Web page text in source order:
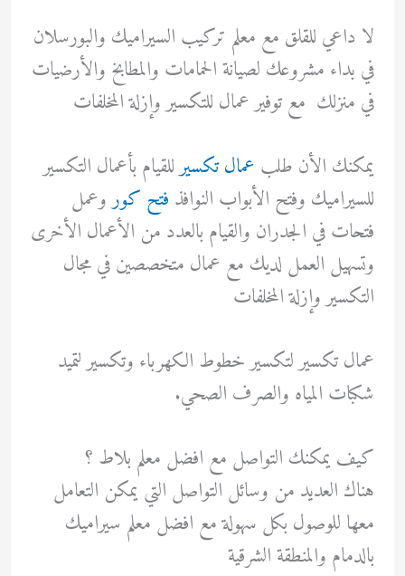
لا داعي للقلق مع معلم تركيب السيراميك والبورسلان
في بداء مشروعك لصيانة الحمامات والمطابخ والأرضيات
في منزلك مع توفير عمال للتكسير وإزلة المخلفات
يمكنك الأن طلب عمال تكسيرللقيام بأعمال التكسير
للسيراميك وفتح الأبواب النوافذ فتح كوروعمل
فتحات في الجدران والقيام بالعدد من الأعمال الأخرى
وتسهيل العمل لديك مع عمال متخصصين في مجال
التكسير وإزلة المخلفات
عمال تكسير لتكسير خطوط الكهرباء وتكسير لتميد
شكبات المياه والصرف الصحي.
كيف يمكنك التواصل مع افضل معلم بلاط ؟
هناك العديد من وسائل التواصل التي يمكن التعامل
معها للوصول بكل سهولة مع افضل معلم سيراميك
بالدمام والمنطقة الشرقية